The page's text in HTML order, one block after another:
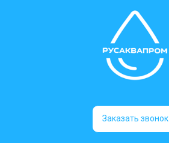
Заказать звонок